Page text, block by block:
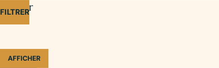
FILTRER
Affiner
AFFICHER